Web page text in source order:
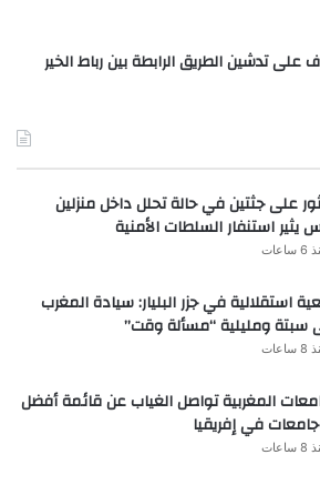
تدشين الطريق الرابطة بين رباط الخير
على جثتين في حالة تحلل داخل منزلين
يثير استنفار السلطات الأمنية
استقلالية في جزر البليار: سيادة المغرب
سبتة ومليلية “مسألة وقت”
المغربية تواصل الغياب عن قائمة أفضل